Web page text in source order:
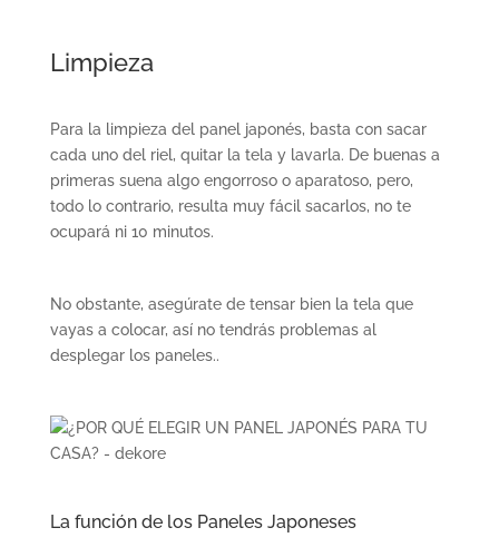
Limpieza
Para la limpieza del panel japonés, basta con sacar
cada uno del riel, quitar la tela y lavarla. De buenas a
primeras suena algo engorroso o aparatoso, pero,
todo lo contrario, resulta muy fácil sacarlos, no te
ocupará ni 10 minutos.
No obstante, asegúrate de tensar bien la tela que
vayas a colocar, así no tendrás problemas al
desplegar los paneles..
La función de los Paneles Japoneses